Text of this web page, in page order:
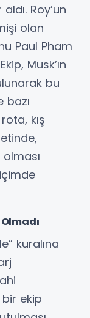
Roy’un
olan
Paul Pham
Musk’ın
bu
bazı
kış
kuralına
ekip